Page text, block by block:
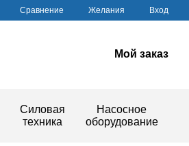
Сравнение Желания Вход
Мой заказ
Силовая
техника
Насосное
оборудование